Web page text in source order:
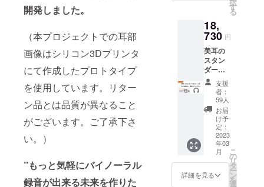
開発しました。
（本プロジェクトでの耳部
画像はシリコン3Dプリンタ
にて作成したプロトタイプ
を使用しています。リター
ン品とは品質が異なること
がございます。ご了承下さ
い。）
”もっと気軽にバイノーラル
録音が出来る未来を作りた
ただけ
るとあ
いで
す。 ※
消費税
込みの
価格と
なりま
す。
費税込
みの価
格とな
りま
す。
6.3mm
ル(約
1.5m)
・三脚
ネジア
ダプタ
※ 送
料・消
費税込
みの価
格とな
りま
す。
す
る
18,
730 円
美耳の
スタン
ダード
セット
1式と浅
見ゆい
さん限
定ボイ
スコン
テンツ
をセッ
トにし
たプラ
ンで
す。
支援
者：
59人
お届
け予
定：
2023
年03
月
詳細を見る
こ
の
リ
タ
ー
ン
を
選